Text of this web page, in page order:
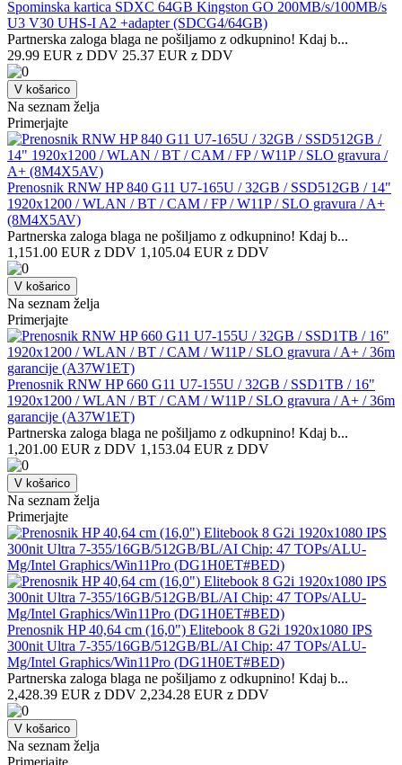
Spominska kartica SDXC 64GB Kingston GO 200MB/s/100MB/s
U3 V30 UHS-I A2 +adapter (SDCG4/64GB)
Partnerska zaloga blaga ne pošiljamo z odkupnino! ​Kdaj b...
29.99 EUR z DDV 25.37 EUR z DDV
V košarico
Na seznam želja
Primerjajte
Prenosnik RNW HP 840 G11 U7-165U / 32GB / SSD512GB / 14"
1920x1200 / WLAN / BT / CAM / FP / W11P / SLO gravura / A+
(8M4X5AV)
Partnerska zaloga blaga ne pošiljamo z odkupnino! ​Kdaj b...
1,151.00 EUR z DDV 1,105.04 EUR z DDV
V košarico
Na seznam želja
Primerjajte
Prenosnik RNW HP 660 G11 U7-155U / 32GB / SSD1TB / 16"
1920x1200 / WLAN / BT / CAM / W11P / SLO gravura / A+ / 36m
garancije (A37W1ET)
Partnerska zaloga blaga ne pošiljamo z odkupnino! ​Kdaj b...
1,201.00 EUR z DDV 1,153.04 EUR z DDV
V košarico
Na seznam želja
Primerjajte
Prenosnik HP 40,64 cm (16,0") Elitebook 8 G2i 1920x1080 IPS
300nit Ultra 7-355/16GB/512GB/BL/AI Chip: 47 TOPs/ALU-
Mg/Intel Graphics/Win11Pro (DG1H0ET#BED)
Partnerska zaloga blaga ne pošiljamo z odkupnino! ​Kdaj b...
2,428.39 EUR z DDV 2,234.28 EUR z DDV
V košarico
Na seznam želja